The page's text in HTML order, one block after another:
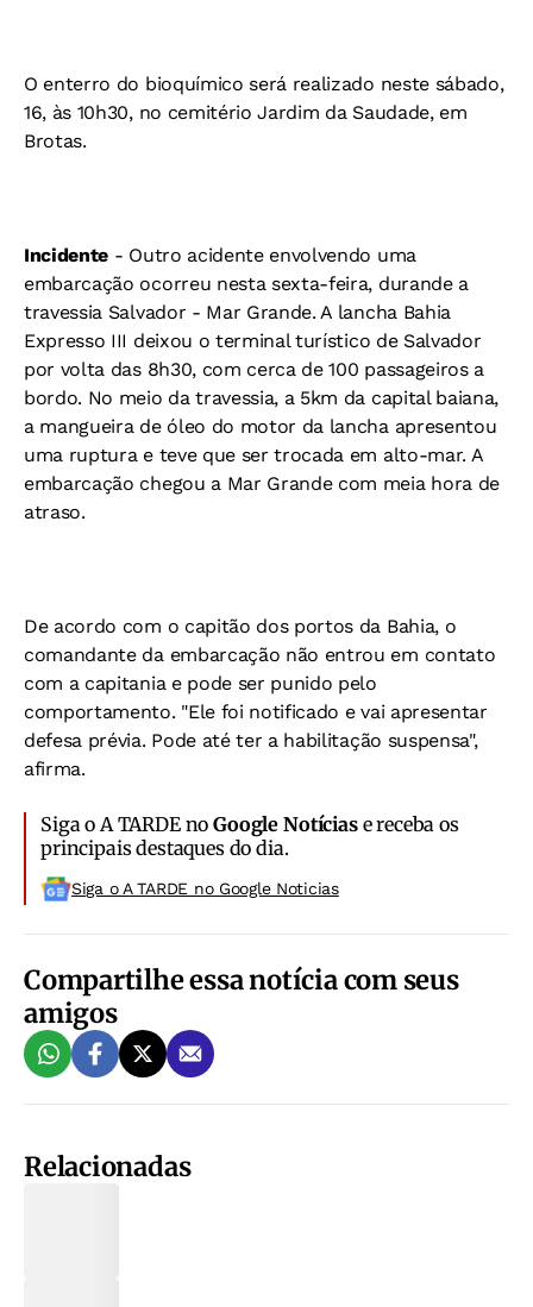
O enterro do bioquímico será realizado neste sábado,
16, às 10h30, no cemitério Jardim da Saudade, em
Brotas.
Incidente - Outro acidente envolvendo uma
embarcação ocorreu nesta sexta-feira, durande a
travessia Salvador - Mar Grande. A lancha Bahia
Expresso III deixou o terminal turístico de Salvador
por volta das 8h30, com cerca de 100 passageiros a
bordo. No meio da travessia, a 5km da capital baiana,
a mangueira de óleo do motor da lancha apresentou
uma ruptura e teve que ser trocada em alto-mar. A
embarcação chegou a Mar Grande com meia hora de
atraso.
De acordo com o capitão dos portos da Bahia, o
comandante da embarcação não entrou em contato
com a capitania e pode ser punido pelo
comportamento. "Ele foi notificado e vai apresentar
defesa prévia. Pode até ter a habilitação suspensa",
afirma.
Siga o A TARDE noGoogle Notíciase receba os
principais destaques do dia.
Siga o A TARDE no Google Noticias
Compartilhe essa notícia com seus
amigos
Relacionadas